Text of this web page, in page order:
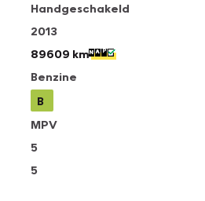
Handgeschakeld
2013
89609 km
Benzine
B
MPV
5
5